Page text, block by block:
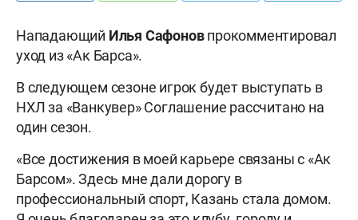
Нападающий Илья Сафоновпрокомментировал
уход из «Ак Барса».
В следующем сезоне игрок будет выступать в
НХЛ за «Ванкувер» Соглашение рассчитано на
один сезон.
«Все достижения в моей карьере связаны с «Ак
Барсом». Здесь мне дали дорогу в
профессиональный спорт, Казань стала домом.